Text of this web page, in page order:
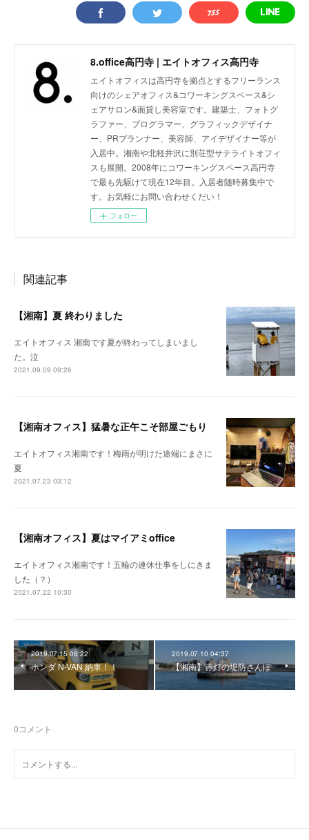
8.office高円寺 | エイトオフィス高円寺
エイトオフィスは高円寺を拠点とするフリーランス
向けのシェアオフィス&コワーキングスペース&シ
ェアサロン&面貸し美容室です。建築士、フォトグ
ラファー、プログラマー、グラフィックデザイナ
ー、PRプランナー、美容師、アイデザイナー等が
入居中。湘南や北軽井沢に別荘型サテライトオフィ
スも展開。2008年にコワーキングスペース高円寺
で最も先駆けて現在12年目。入居者随時募集中で
す。お気軽にお問い合わせくだい！
フォロー
関連記事
【湘南】夏 終わりました
エイトオフィス 湘南です夏が終わってしまいまし
た。泣
2021.09.09 09:26
【湘南オフィス】猛暑な正午こそ部屋ごもり
エイトオフィス湘南です！梅雨が明けた途端にまさに
夏
2021.07.23 03:12
【湘南オフィス】夏はマイアミoffice
エイトオフィス湘南です！五輪の連休仕事をしにきま
した（？）
2021.07.22 10:30
2019.07.15 06:22
ホンダ N-VAN 納車！！
2019.07.10 04:37
【湘南】赤灯の堤防さんぽ
0コメント